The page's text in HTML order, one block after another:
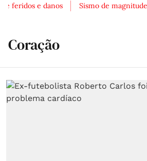
feridos e danos Sismo de magnitude
Coração